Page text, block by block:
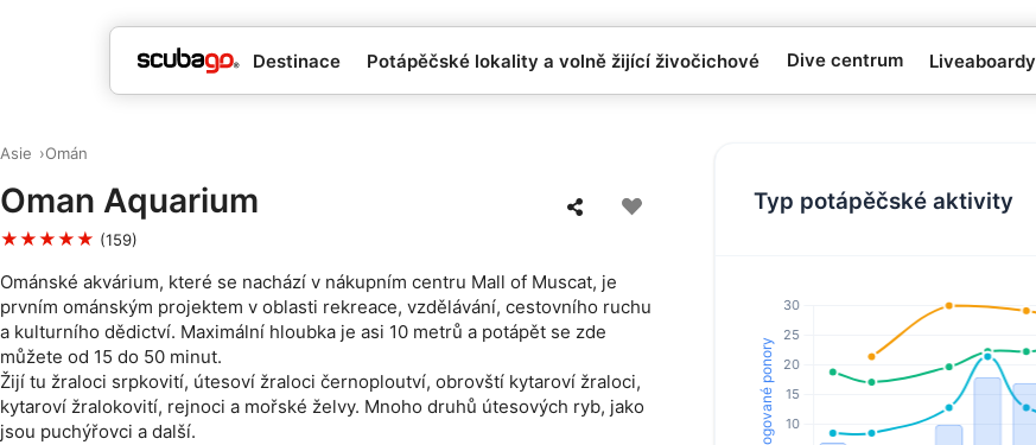
Destinace Potápěčské lokality a volně žijící živočichové Dive centrum Liveaboardy
Asie Omán
Oman Aquarium
★★★★★ (159)
Ománské akvárium, které se nachází v nákupním centru Mall of Muscat, je
prvním ománským projektem v oblasti rekreace, vzdělávání, cestovního ruchu
a kulturního dědictví. Maximální hloubka je asi 10 metrů a potápět se zde
můžete od 15 do 50 minut.
Žijí tu žraloci srpkovití, útesoví žraloci černoploutví, obrovští kytaroví žraloci,
kytaroví žralokovití, rejnoci a mořské želvy. Mnoho druhů útesových ryb, jako
jsou puchýřovci a další.
Typ potápěčské aktivity